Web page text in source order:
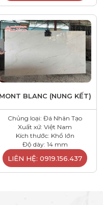
MONT BLANC (NUNG KẾT)
Chủng loại: Đá Nhân Tạo
Xuất xứ: Việt Nam
Kích thước: Khổ lớn
Độ dày: 14 mm
LIÊN HỆ: 0919.156.437